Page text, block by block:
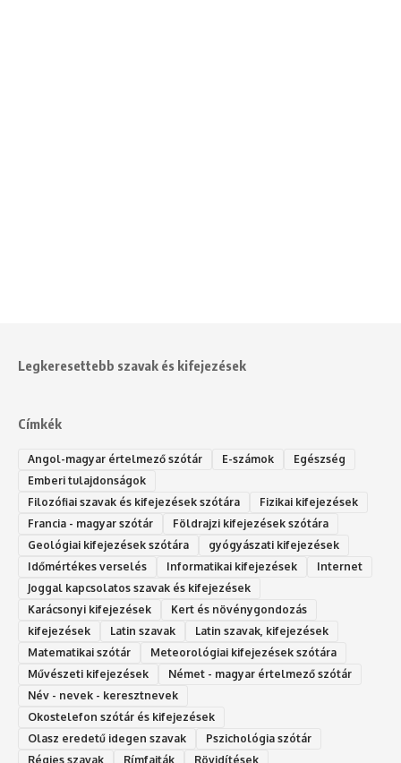
Legkeresettebb szavak és kifejezések
Címkék
Angol-magyar értelmező szótár E-számok
Egészség
Emberi tulajdonságok
Filozófiai szavak és kifejezések szótára
Fizikai kifejezések
Francia - magyar szótár
Földrajzi kifejezések szótára
Geológiai kifejezések szótára
gyógyászati kifejezések
Időmértékes verselés
Informatikai kifejezések
Internet
Joggal kapcsolatos szavak és kifejezések
Karácsonyi kifejezések
Kert és növénygondozás
kifejezések
Latin szavak
Latin szavak, kifejezések
Matematikai szótár
Meteorológiai kifejezések szótára
Művészeti kifejezések
Német - magyar értelmező szótár
Név - nevek - keresztnevek
Okostelefon szótár és kifejezések
Olasz eredetű idegen szavak
Ps‮gólohciz‬ia s‮átóz‬r
Régies szavak
Rímfajták Rövidítések